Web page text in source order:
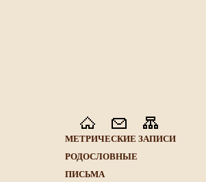
МЕТРИЧЕСКИЕ ЗАПИСИ
РОДОСЛОВНЫЕ
ПИСЬМА